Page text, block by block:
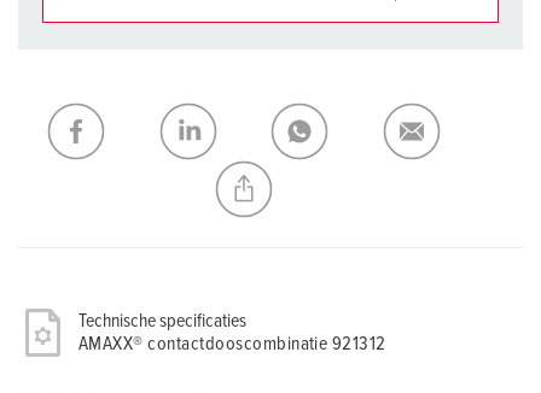
Mijn lijst TOEVOEGEN
NIEUW LIJST MAKEN
Technische specificaties
AMAXX® contactdooscombinatie 921312